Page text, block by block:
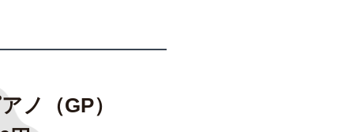
ノ（GP）